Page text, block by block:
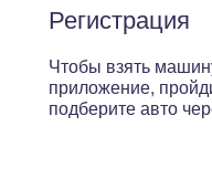
Регистрация
Чтобы взять
приложение,
подберите авто